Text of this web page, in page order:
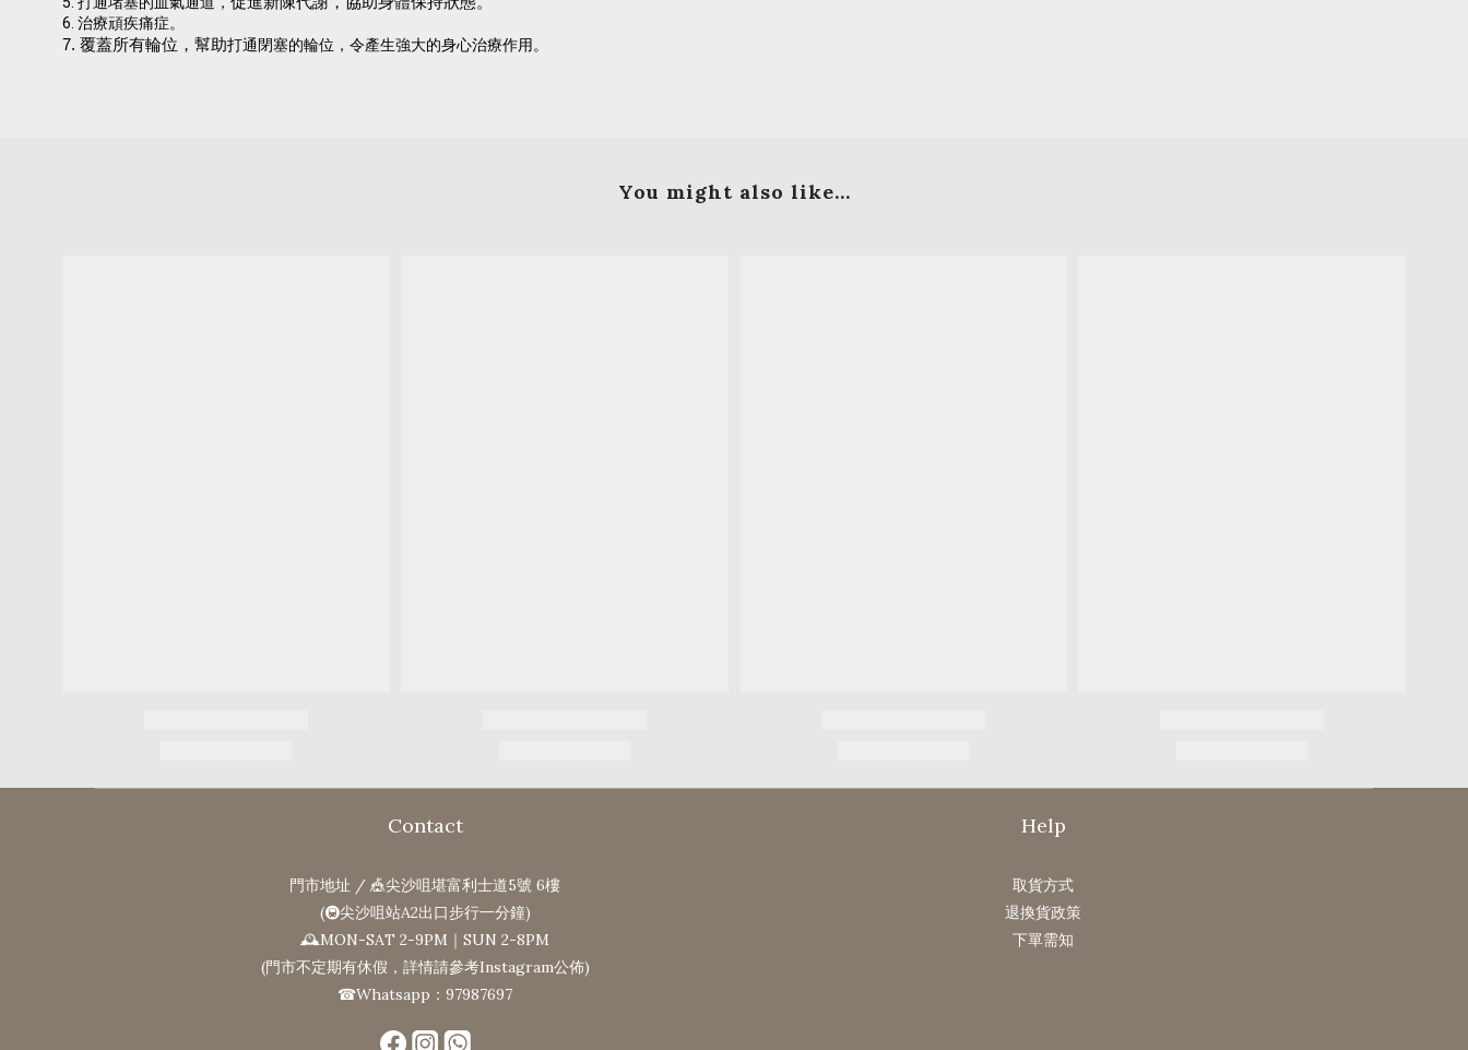
6. 治療頑疾痛症。
7. 覆蓋所有輪位，幫助打通閉塞的輪位，令產生強大的身心治療作用。
You might also like...
Contact
門市地址 / 🎪尖沙咀堪富利士道5號 6樓
(🚇尖沙咀站A2出口步行一分鐘)
🕰MON-SAT 2-9PM｜SUN 2-8PM
(門市不定期有休假，詳情請參考Instagram公佈)
☎Whatsapp：97987697
Help
取貨方式
退換貨政策
下單需知